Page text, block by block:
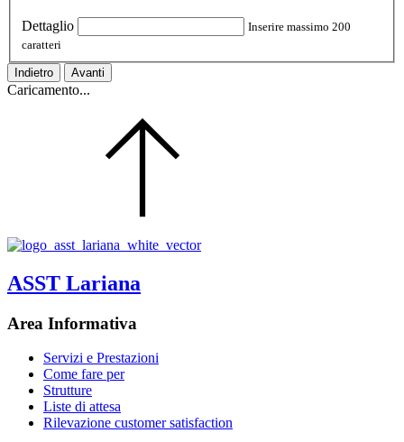
Dettaglio
Inserire massimo 200
caratteri
Indietro Avanti
Caricamento...
ASST Lariana
Area Informativa
Servizi e Prestazioni
Come fare per
Strutture
Liste di attesa
Rilevazione customer satisfaction